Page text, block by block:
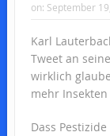
on: September
Karl
Tweet an
wirklich
mehr
Dass